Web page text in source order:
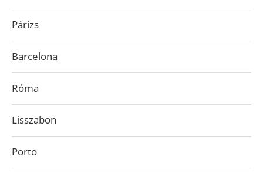
Párizs
Barcelona
Róma
Lisszabon
Porto